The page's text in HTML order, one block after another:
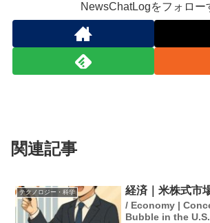
NewsChatLogをフォロー
関連記事
テクノロジー・科学 経済｜米株式市
/ Economy |
Bubble in the